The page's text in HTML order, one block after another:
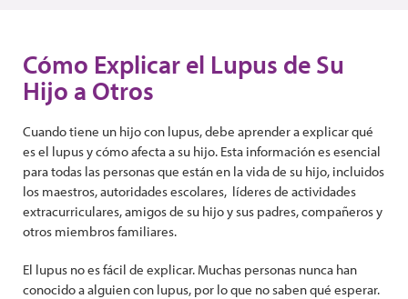
Cómo Explicar el Lupus de Su
Hijo a Otros
Cuando tiene un hijo con lupus, debe aprender a explicar qué
es el lupus y cómo afecta a su hijo. Esta información es esencial
para todas las personas que están en la vida de su hijo, incluidos
los maestros, autoridades escolares, líderes de actividades
extracurriculares, amigos de su hijo y sus padres, compañeros y
otros miembros familiares.
El lupus no es fácil de explicar. Muchas personas nunca han
conocido a alguien con lupus, por lo que no saben qué esperar.